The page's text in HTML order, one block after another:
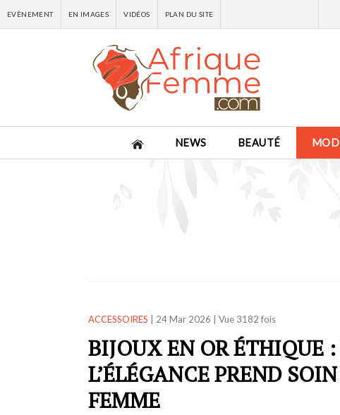
EVÈNEMENT EN IMAGES VIDÉOS PLAN DU SITE
NEWS BEAUTÉ
ACCESSOIRES 24 Mar 2026 Vue 3182 fois
BIJOUX EN OR ÉTHIQUE
L’ÉLÉGANCE PREND
FEMME